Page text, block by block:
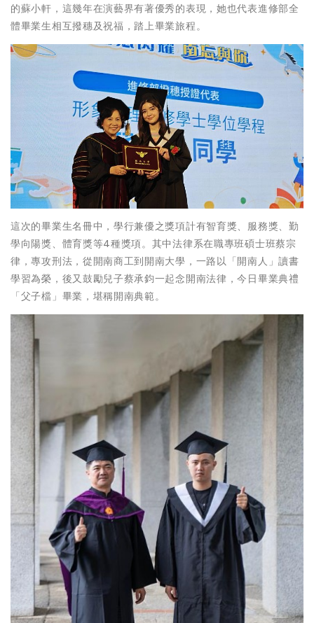
的蘇小軒，這幾年在演藝界有著優秀的表現，她也代表進修部全
體畢業生相互撥穗及祝福，踏上畢業旅程。
這次的畢業生名冊中，學行兼優之獎項計有智育獎、服務獎、勤
學向陽獎、體育獎等4種獎項。其中法律系在職專班碩士班蔡宗
律，專攻刑法，從開南商工到開南大學，一路以「開南人」讀書
學習為榮，後又鼓勵兒子蔡承鈞一起念開南法律，今日畢業典禮
「父子檔」畢業，堪稱開南典範。